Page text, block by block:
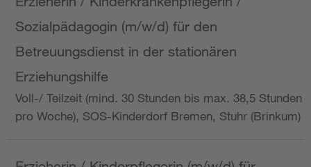
Sozialpädagogin (m/w/d) für den
Betreuungsdienst in der stationären
Erziehungshilfe
Voll-/ Teilzeit (mind. 30 Stunden bis max. 38,5 Stunden
pro Woche), SOS-Kinderdorf Bremen, Stuhr (Brinkum)